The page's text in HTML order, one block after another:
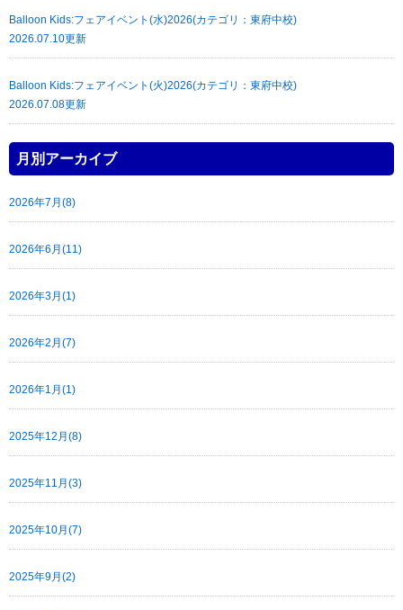
Balloon Kids:フェアイベント(水)2026(カテゴリ：東府中校)
2026.07.10更新
Balloon Kids:フェアイベント(火)2026(カテゴリ：東府中校)
2026.07.08更新
月別アーカイブ
2026年7月(8)
2026年6月(11)
2026年3月(1)
2026年2月(7)
2026年1月(1)
2025年12月(8)
2025年11月(3)
2025年10月(7)
2025年9月(2)